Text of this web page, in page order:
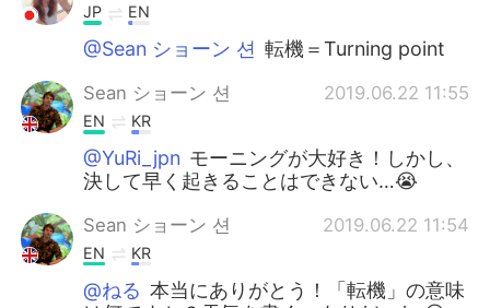
JP EN
@Sean ショーン 션 転機＝Turning point
Sean ショーン 션 2019.06.22 11:55
EN KR
@YuRi_jpn モーニングが大好き！しかし、
決して早く起きることはできない…😭
Sean ショーン 션 2019.06.22 11:54
EN KR
@ねる 本当にありがとう！「転機」の意味